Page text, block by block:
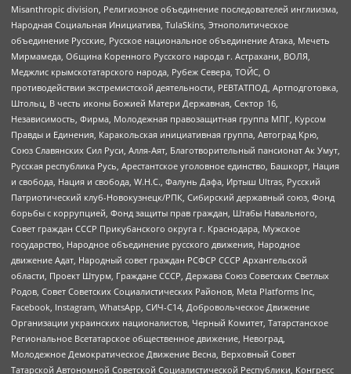
Misanthropic division, Религиозное объединение последователей инглиизма,
Народная Социальная Инициатива, TulaSkins, Этнополитическое
объединение Русские, Русское национальное объединение Атака, Мечеть
Мирмамеда, Община Коренного Русского народа г. Астрахани, ВОЛЯ,
Меджлис крымскотатарского народа, Рубеж Севера, ТОЙС, О
противодействии экстремистской деятельности, РЕВТАТПОД, Артподготовка,
Штольц, В честь иконы Божией Матери Державная, Сектор 16,
Независимость, Фирма, Молодежная правозащитная группа МПГ, Курсом
Правды и Единения, Каракольская инициативная группа, Автоград Крю,
Союз Славянских Сил Руси, Алля-Аят, Благотворительный пансионат Ак Умут,
Русская республика Русь, Арестантское уголовное единство, Башкорт, Нация
и свобода, Нация и свобода, W.H.С., Фалунь Дафа, Иртыш Ultras, Русский
Патриотический клуб-Новокузнецк/РПК, Сибирский державный союз, Фонд
борьбы с коррупцией, Фонд защиты прав граждан, Штабы Навального,
Совет граждан СССР Прикубанского округа г. Краснодара, Мужское
государство, Народное объединение русского движения, Народное
движение Адат, Народный совет граждан РСФСР СССР Архангельской
области, Проект Штурм, Граждане СССР, Держава Союз Советских Светлых
Родов, Совет Советских Социалистических Районов, Meta Platforms Inc,
Facebook, Instagram, WhatsApp, СИЧ-С14, Добровольческое Движение
Организации украинских националистов, Черный Комитет, Татарстанское
Региональное Всетатарское общественное движение, Невоград,
Молодежное Демократическое Движение Весна, Верховный Совет
Татарской Автономной Советской Социалистической Республики, Конгресс